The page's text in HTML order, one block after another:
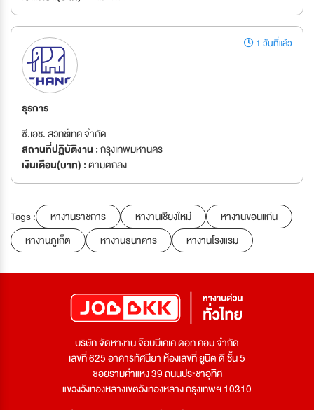
1 วันที่แล้ว
ธุรการ
ซี.เอช. สวิทช์เทค จำกัด
สถานที่ปฏิบัติงาน :กรุงเทพมหานคร
เงินเดือน(บาท) :ตามตกลง
Tags : หางานราชการ หางานเชียงใหม่
หางานขอนแก่น
หางานภูเก็ต
หางานธนาคาร หางานโรงแรม
บริษัท จัดหางาน จ๊อบบีเคเค ดอท คอม จำกัด
เลขที่ 625 อาคารทัศนียา ห้องเลขที่ ยูนิต ดี ชั้น 5
ซอยรามคำแหง 39 ถนนประชาอุทิศ
แขวงวังทองหลางเขตวังทองหลาง กรุงเทพฯ 10310